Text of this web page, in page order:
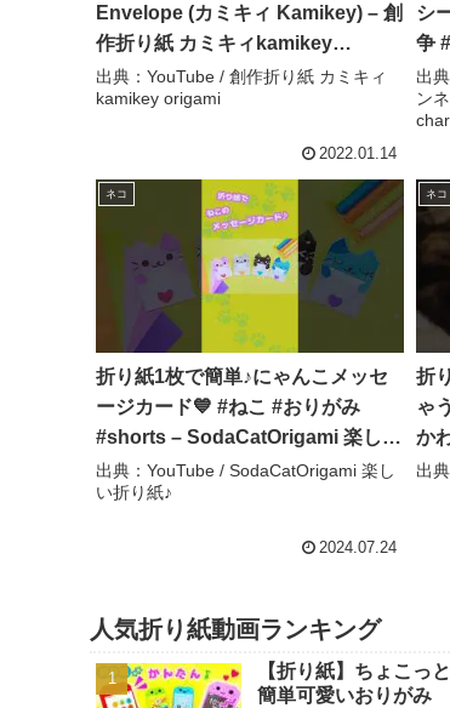
Envelope (カミキィ Kamikey) – 創
作折り紙 カミキィkamikey
origami
出典：YouTube / 創作折り紙 カミキィ
kamikey origami
2022.01.14
シ
争
コ
ぐ
り
出
ン
ネコ
折り紙1枚で簡単♪にゃんこメッセ
ージカード💙 #ねこ #おりがみ
#shorts – SodaCatOrigami 楽しい
折り紙♪
出典：YouTube / SodaCatOrigami 楽し
い折り紙♪
2024.07.24
ネコ
折
ゃ
か
す
出
人気折り紙動画ランキング
【折り紙】ちょこっ
簡単可愛いおりがみ